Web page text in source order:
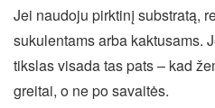
Jei naudoju pirktinį substratą,
sukulentams arba kaktusams.
tikslas visada tas pats – kad
greitai, o ne po savaitės.